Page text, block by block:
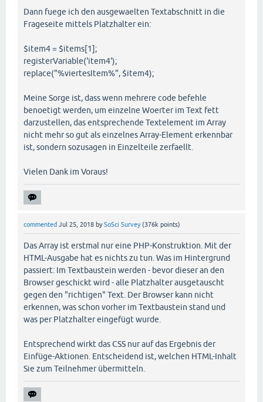
Dann fuege ich den ausgewaelten Textabschnitt in die
Frageseite mittels Platzhalter ein:
$item4 = $items[1];
registerVariable('item4');
replace("%viertesItem%", $item4);
Meine Sorge ist, dass wenn mehrere code befehle
benoetigt werden, um einzelne Woerter im Text fett
darzustellen, das entsprechende Textelement im Array
nicht mehr so gut als einzelnes Array-Element erkennbar
ist, sondern sozusagen in Einzelteile zerfaellt.
Vielen Dank im Voraus!
commented Jul 25, 2018 bySoSci Survey (376k points)
Das Array ist erstmal nur eine PHP-Konstruktion. Mit der
HTML-Ausgabe hat es nichts zu tun. Was im Hintergrund
passiert: Im Textbaustein werden - bevor dieser an den
Browser geschickt wird - alle Platzhalter ausgetauscht
gegen den "richtigen" Text. Der Browser kann nicht
erkennen, was schon vorher im Textbaustein stand und
was per Platzhalter eingefügt wurde.
Entsprechend wirkt das CSS nur auf das Ergebnis der
Einfüge-Aktionen. Entscheidend ist, welchen HTML-Inhalt
Sie zum Teilnehmer übermitteln.